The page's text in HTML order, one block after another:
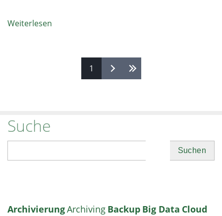
Weiterlesen
KI-
1
Suche
ArchivierungArchiving Backup Big Data Cloud